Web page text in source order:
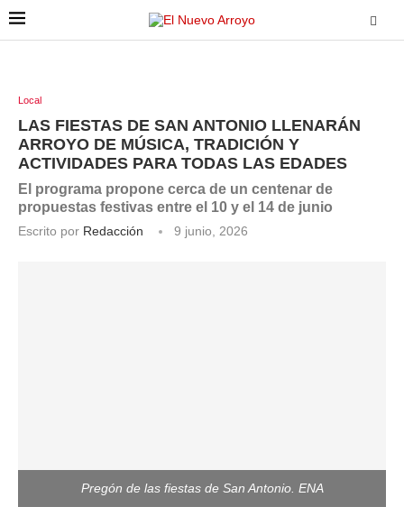
Local
LAS FIESTAS DE SAN ANTONIO LLENARÁN
ARROYO DE MÚSICA, TRADICIÓN Y
ACTIVIDADES PARA TODAS LAS EDADES
El programa propone cerca de un centenar de
propuestas festivas entre el 10 y el 14 de junio
Escrito por Redacción 9 junio, 2026
Pregón de las fiestas de San Antonio. ENA